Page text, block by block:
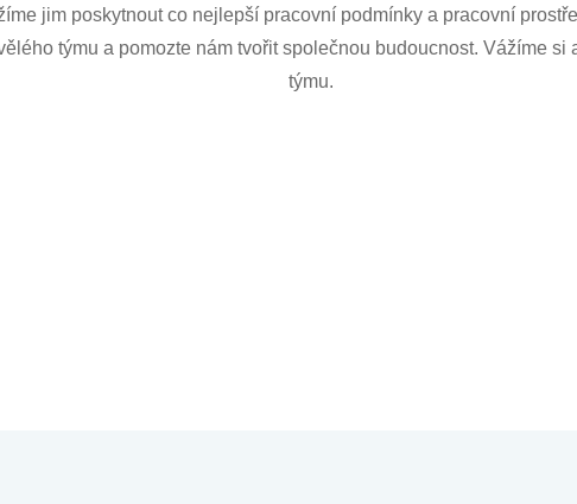
jim poskytnout co nejlepší pracovní podmínky a pracovní
týmu a pomozte nám tvořit společnou budoucnost. Vážíme
týmu.